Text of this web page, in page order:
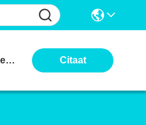
Neem Contact Met Ons Op Citaat